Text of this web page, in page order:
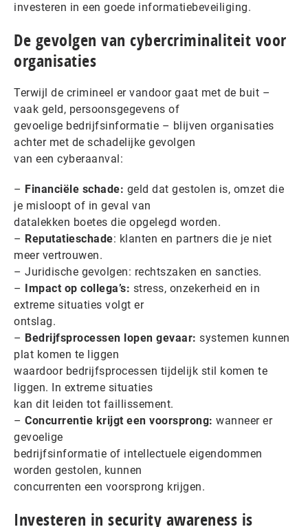
investeren in een goede informatiebeveiliging.
De gevolgen van cybercriminaliteit voor
organisaties
Terwijl de crimineel er vandoor gaat met de buit –
vaak geld, persoonsgegevens of
gevoelige bedrijfsinformatie – blijven organisaties
achter met de schadelijke gevolgen
van een cyberaanval:
– Financiële schade: geld dat gestolen is, omzet die
je misloopt of in geval van
datalekken boetes die opgelegd worden.
– Reputatieschade: klanten en partners die je niet
meer vertrouwen.
– Juridische gevolgen: rechtszaken en sancties.
–
Impact op collega’s: stress, onzekerheid en in
extreme situaties volgt er
ontslag.
– Bedrijfsprocessen lopen gevaar: systemen kunnen
plat komen te liggen
waardoor bedrijfsprocessen tijdelijk stil komen te
liggen. In extreme situaties
kan dit leiden tot faillissement.
– Concurrentie krijgt een voorsprong: wanneer er
gevoelige
bedrijfsinformatie of intellectuele eigendommen
worden gestolen, kunnen
concurrenten een voorsprong krijgen.
Investeren in security awareness is